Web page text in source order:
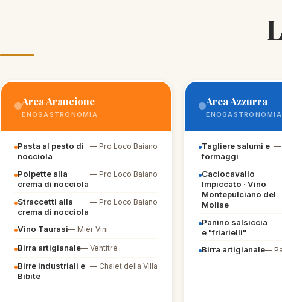
Area Arancione
ENOGASTRONOMIA
Pasta al pesto di
nocciola
— Pro Loco Baiano
Polpette alla
crema di nocciola
— Pro Loco Baiano
Straccetti alla
crema di nocciola
— Pro Loco Baiano
Vino Taurasi— Mièr Vini
Birra artigianale— Ventitrè
Birre industriali e
Bibite
— Chalet della Villa
Area Azzurra
ENOGASTRONOMIA
Tagliere salumi e
formaggi
—
Caciocavallo
Impiccato · Vino
Montepulciano del
Molise
Panino salsiccia
e "friarielli"
—
Birra artigianale—